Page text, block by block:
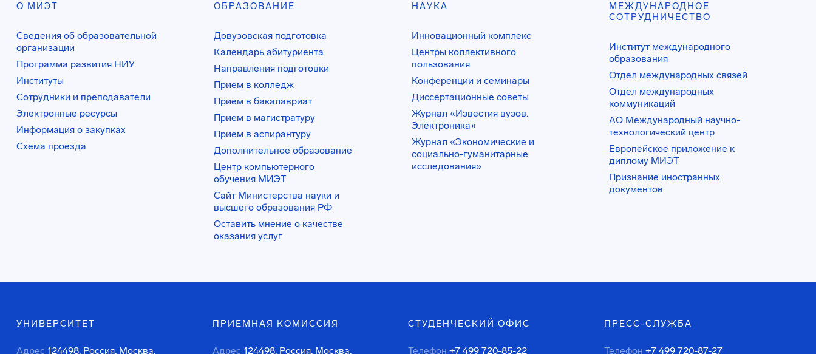
О МИЭТ
Сведения об образовательной
организации
Программа развития НИУ
Институты
Сотрудники и преподаватели
Электронные ресурсы
Информация о закупках
Схема проезда
ОБРАЗОВАНИЕ
Довузовская подготовка
Календарь абитуриента
Направления подготовки
Прием в колледж
Прием в бакалавриат
Прием в магистратуру
Прием в аспирантуру
Дополнительное образование
Центр компьютерного
обучения МИЭТ
Сайт Министерства науки и
высшего образования РФ
Оставить мнение о качестве
оказания услуг
НАУКА
Инновационный комплекс
Центры коллективного
пользования
Конференции и семинары
Диссертационные советы
Журнал «Известия вузов.
Электроника»
Журнал «Экономические и
социально-гуманитарные
исследования»
МЕЖДУНАРОДНОЕ
СОТРУДНИЧЕСТВО
Институт международного
образования
Отдел международных связей
Отдел международных
коммуникаций
АО Международный научно-
технологический центр
Европейское приложение к
диплому МИЭТ
Признание иностранных
документов
УНИВЕРСИТЕТ
Адрес 124498, Россия, Москва,
ПРИЕМНАЯ КОМИССИЯ
Адрес 124498, Россия, Москва,
СТУДЕНЧЕСКИЙ ОФИС
Телефон +7 499 720-85-22
ПРЕСС-СЛУЖБА
Телефон +7 499 720-87-27